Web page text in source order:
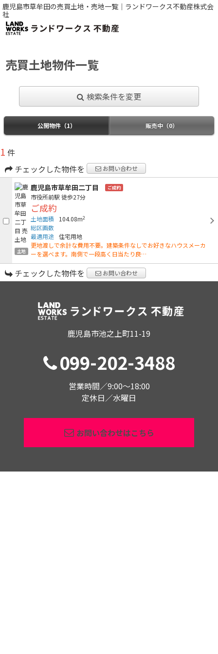
鹿児島市草牟田の売買土地・売地一覧｜ランドワークス不動産株式会
社
売買土地物件一覧
検索条件を変更
公開物件（1） 販売中（0）
1 件
チェックした物件を
お問い合わせ
土地
鹿児島市草牟田二丁目 ご成約
市役所前駅 徒歩27分
ご成約
土地面積 104.08m2
総区画数
最適用途 住宅用地
更地渡しで余計な費用不要。建築条件なしでお好きなハウスメーカ
ーを選べます。南側で一段高く日当たり良…
チェックした物件を お問い合わせ
鹿児島市池之上町11-19
099-202-3488
営業時間／9:00〜18:00
定休日／水曜日
お問い合わせはこちら